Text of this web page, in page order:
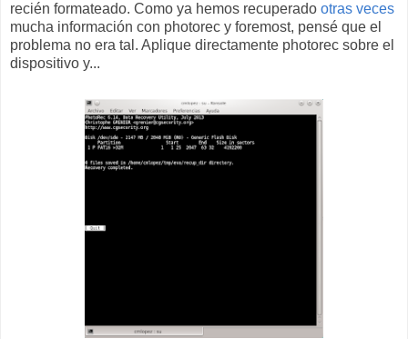
recién formateado. Como ya hemos recuperado otras veces
mucha información con photorec y foremost, pensé que el
problema no era tal. Aplique directamente photorec sobre el
dispositivo y...